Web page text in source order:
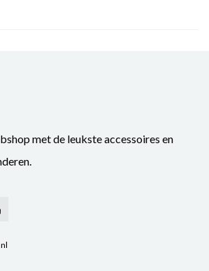
met de leukste accessoires en